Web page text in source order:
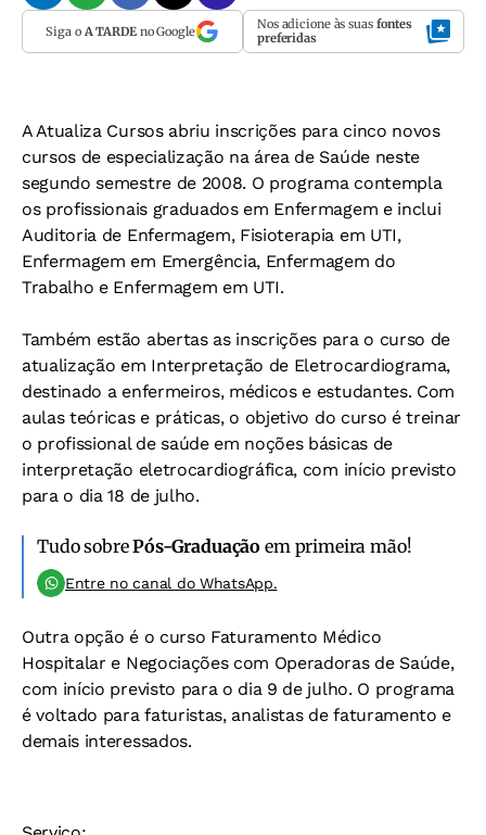
Siga o A TARDEno Google Nos adicione às suas fontes
preferidas
A Atualiza Cursos abriu inscrições para cinco novos
cursos de especialização na área de Saúde neste
segundo semestre de 2008. O programa contempla
os profissionais graduados em Enfermagem e inclui
Auditoria de Enfermagem, Fisioterapia em UTI,
Enfermagem em Emergência, Enfermagem do
Trabalho e Enfermagem em UTI.
Também estão abertas as inscrições para o curso de
atualização em Interpretação de Eletrocardiograma,
destinado a enfermeiros, médicos e estudantes. Com
aulas teóricas e práticas, o objetivo do curso é treinar
o profissional de saúde em noções básicas de
interpretação eletrocardiográfica, com início previsto
para o dia 18 de julho.
Tudo sobrePós-Graduação em primeira mão!
Entre no canal do WhatsApp.
Outra opção é o curso Faturamento Médico
Hospitalar e Negociações com Operadoras de Saúde,
com início previsto para o dia 9 de julho. O programa
é voltado para faturistas, analistas de faturamento e
demais interessados.